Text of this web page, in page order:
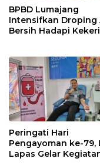
BPBD Lumajang
Intensifkan Droping
Bersih Hadapi
Peringati Hari
Pengayoman ke-79,
Lapas Gelar